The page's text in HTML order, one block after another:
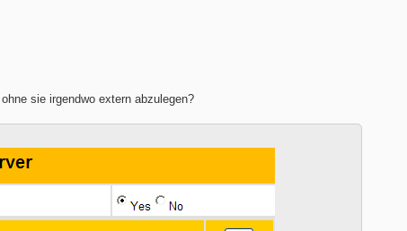
sie irgendwo extern abzulegen?